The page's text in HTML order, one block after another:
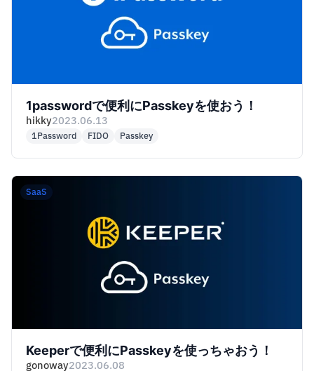
1passwordで便利にPasskeyを使おう！
hikky2023.06.13
1Password FIDO Passkey
SaaS
Keeperで便利にPasskeyを使っちゃおう！
gonoway2023.06.08